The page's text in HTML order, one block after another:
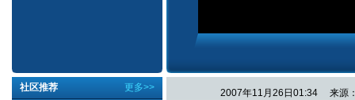
更多>>
社区推荐
2007年11月26日01:34 来源